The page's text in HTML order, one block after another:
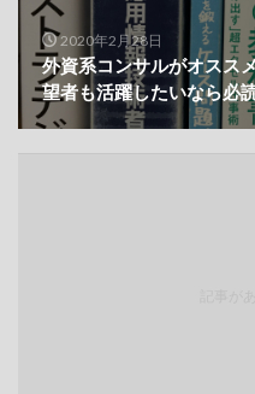
2020年2月28日
外資系コンサルがオスス
望者も活躍したいなら必